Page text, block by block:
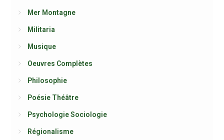
Mer Montagne
Militaria
Musique
Oeuvres Complètes
Philosophie
Poésie Théâtre
Psychologie Sociologie
Régionalisme